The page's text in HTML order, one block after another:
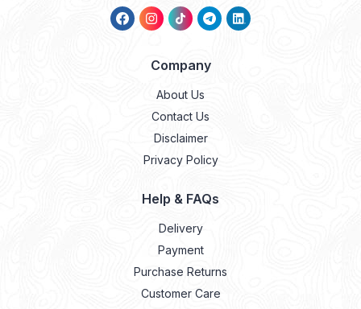
Company
About Us
Contact Us
Disclaimer
Privacy Policy
Help & FAQs
Delivery
Payment
Purchase Returns
Customer Care